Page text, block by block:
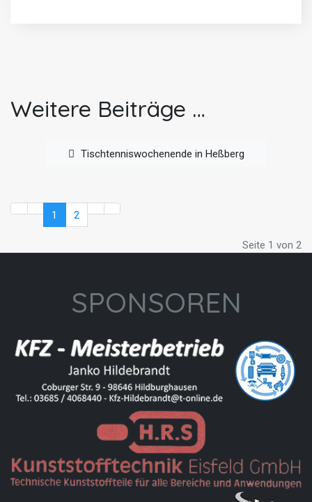
Weitere Beiträge …
Tischtenniswochenende in Heßberg
1 2
Seite 1 von 2
SPONSOREN